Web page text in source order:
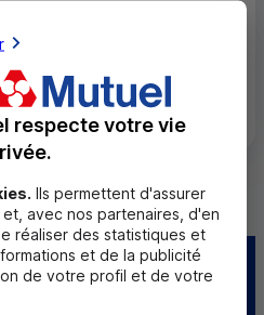
les localités
Trouver une caisse
respecte votre vie
Ils permettent d'assurer
avec nos partenaires, d'en
réaliser des statistiques et
et de la publicité
de votre profil et de votre